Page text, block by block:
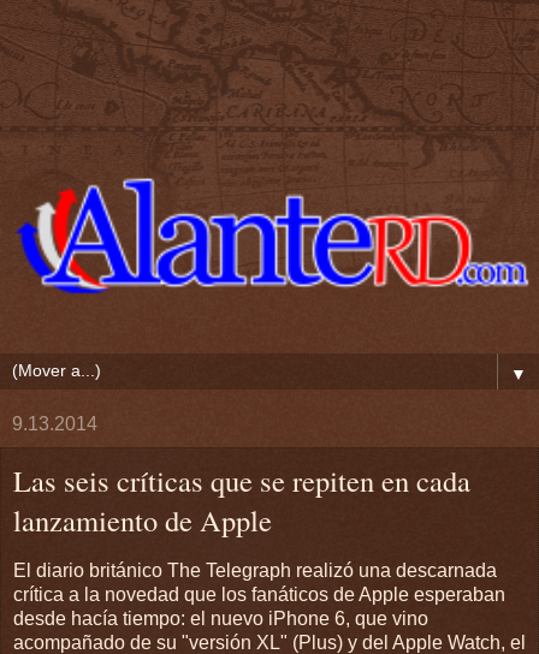
▼
9.13.2014
Las seis críticas que se repiten en cada
lanzamiento de Apple
El diario británico The Telegraph realizó una descarnada
crítica a la novedad que los fanáticos de Apple esperaban
desde hacía tiempo: el nuevo iPhone 6, que vino
acompañado de su "versión XL" (Plus) y del Apple Watch, el